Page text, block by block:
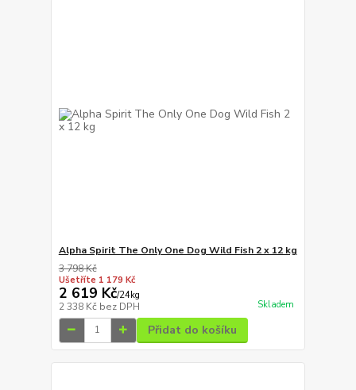
Alpha Spirit The Only One Dog Wild Fish 2 x 12 kg
3 798 Kč
Ušetříte 1 179 Kč
2 619 Kč/24kg
2 338 Kč bez DPH Skladem
Přidat do košíku